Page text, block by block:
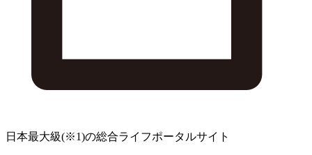
日本最大級(※1)の総合ライフポータルサイト